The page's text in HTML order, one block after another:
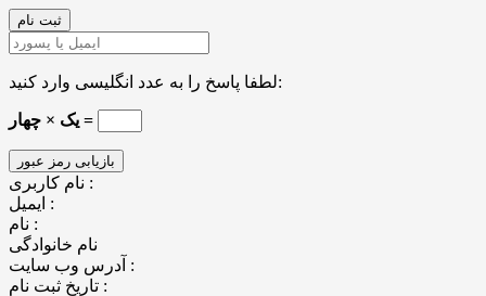
لطفا پاسخ را به عدد انگلیسی وارد کنید:
یک × چهار =
نام کاربری :
ایمیل :
نام :
نام خانوادگی
آدرس وب سایت :
تاریخ ثبت نام :